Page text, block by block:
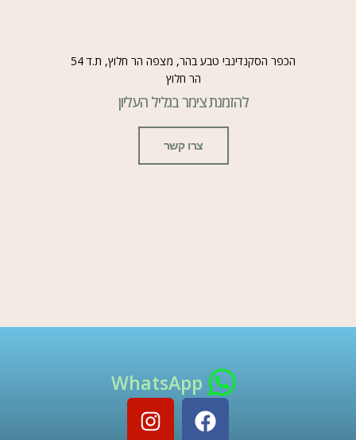
הכפר הסקנדינבי טבע בהר, מצפה הר חלוץ, ת.ד 54
הר חלוץ
להזמנת צימר בגליל העליון
צרו קשר
WhatsApp